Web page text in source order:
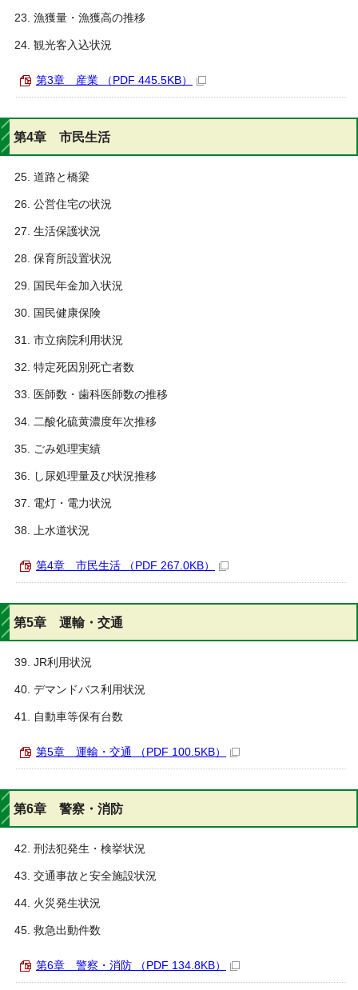
漁獲量・漁獲高の推移
観光客入込状況
第3章 産業 （PDF 445.5KB）
第4章 市民生活
道路と橋梁
公営住宅の状況
生活保護状況
保育所設置状況
国民年金加入状況
国民健康保険
市立病院利用状況
特定死因別死亡者数
医師数・歯科医師数の推移
二酸化硫黄濃度年次推移
ごみ処理実績
し尿処理量及び状況推移
電灯・電力状況
上水道状況
第4章 市民生活 （PDF 267.0KB）
第5章 運輸・交通
JR利用状況
デマンドバス利用状況
自動車等保有台数
第5章 運輸・交通 （PDF 100.5KB）
第6章 警察・消防
刑法犯発生・検挙状況
交通事故と安全施設状況
火災発生状況
救急出動件数
第6章 警察・消防 （PDF 134.8KB）